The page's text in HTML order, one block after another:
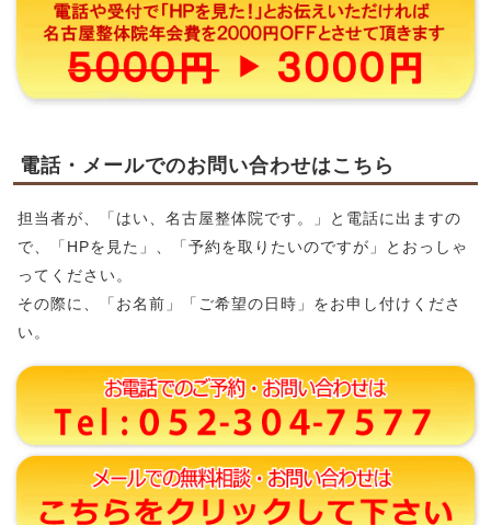
電話・メールでのお問い合わせはこちら
担当者が、「はい、名古屋整体院です。」と電話に出ますの
で、「HPを見た」、「予約を取りたいのですが」とおっしゃ
ってください。
その際に、「お名前」「ご希望の日時」をお申し付けくださ
い。